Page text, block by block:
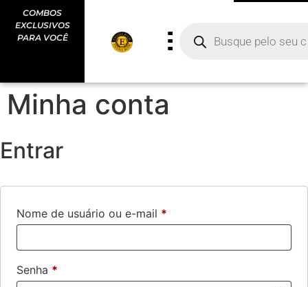
COMBOS
EXCLUSIVOS
PARA VOCÊ
CURSOS
VOCÊ
ESCOLHER
Minha conta
Entrar
Nome de usuário ou e-mail *
Senha *